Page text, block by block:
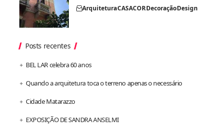
ArquiteturaCASACORDecoraçãoDesign
Posts recentes
BEL LAR celebra 60 anos
Quando a arquitetura toca o terreno apenas o necessário
Cidade Matarazzo
EXPOSIÇÃO DE SANDRA ANSELMI